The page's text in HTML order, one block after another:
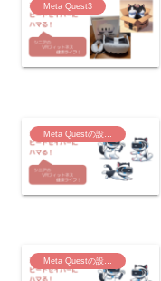
Meta Quest3
Meta Questの設定と活用